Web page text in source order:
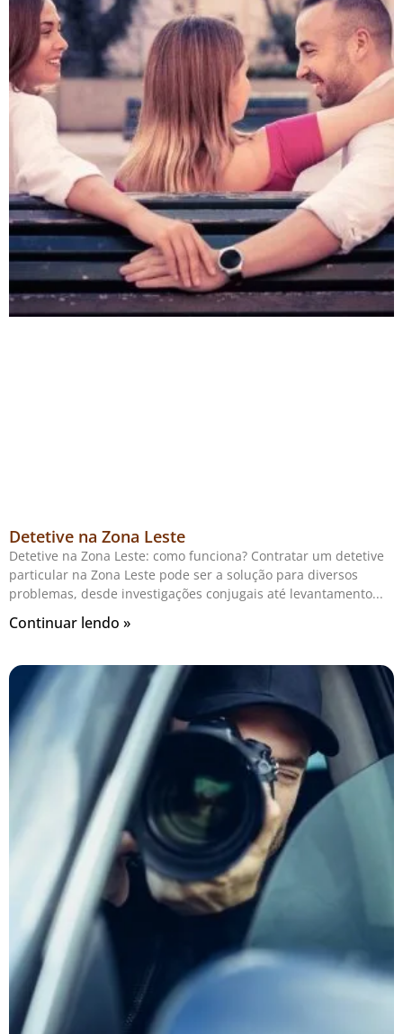
Detetive na Zona Leste
Detetive na Zona Leste: como funciona? Contratar um detetive
particular na Zona Leste pode ser a solução para diversos
problemas, desde investigações conjugais até levantamento
Continuar lendo »